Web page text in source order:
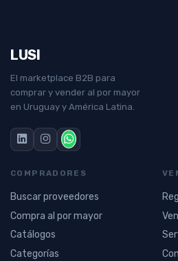
LUSI
El marketplace B2B para
comprar y vender al por mayor
en Uruguay y América Latina.
COMPRADORES
Buscar proveedores
Compra al por mayor
Catálogos
Categorías